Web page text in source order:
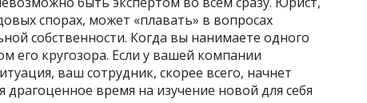
спорах, может «плавать» в вопросах
собственности. Когда вы нанимаете одного
его кругозора. Если у вашей компании
ваш сотрудник, скорее всего, начнет
время на изучение новой для себя